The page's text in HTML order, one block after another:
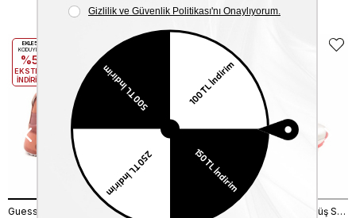
Benzer Ürünler
EKLE5
KODUYLA
%5
EKSTRA
İNDİRİM
Rouge Kadın Hakiki Deri Gümüş Spor & Sneaker Ayakkabı
EKLE5
EKSTRA
İNDİRİM